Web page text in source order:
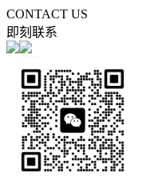
CONTACT US
即刻联系